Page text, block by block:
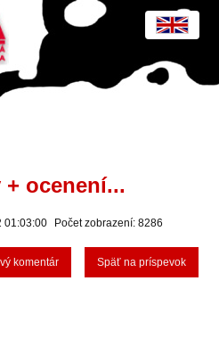
ocenení...
01:03:00 Počet zobrazení: 8286
Späť na príspevok
komentár